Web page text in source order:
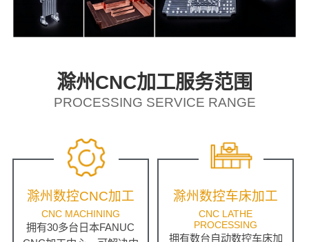
滁州CNC加工服务范围
PROCESSING SERVICE RANGE
滁州数控CNC加工
CNC MACHINING
拥有30多台日本FANUC
滁州数控车床加工
CNC LATHE
PROCESSING
拥有数台自动数控车床加